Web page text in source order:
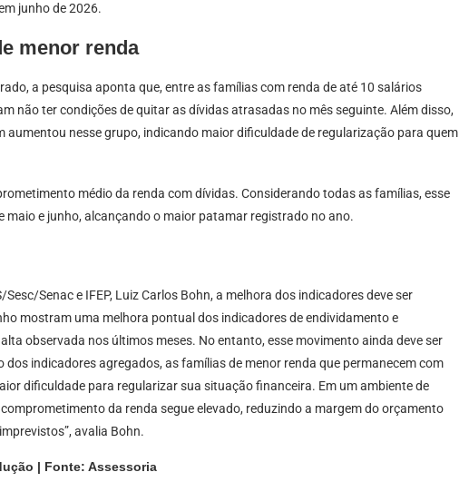
junho de 2026.
menor renda
a pesquisa aponta que, entre as famílias com renda de até 10 salários
não ter condições de quitar as dívidas atrasadas no mês seguinte. Além disso,
nesse grupo, indicando maior dificuldade de regularização para quem
médio da renda com dívidas. Considerando todas as famílias, esse
maio e junho, alcançando o maior patamar registrado no ano.
Senac e IFEP, Luiz Carlos Bohn, a melhora dos indicadores deve ser
mostram uma melhora pontual dos indicadores de endividamento e
observada nos últimos meses. No entanto, esse movimento ainda deve ser
indicadores agregados, as famílias de menor renda que permanecem com
dificuldade para regularizar sua situação financeira. Em um ambiente de
da renda segue elevado, reduzindo a margem do orçamento
avalia Bohn.
| Fonte: Assessoria